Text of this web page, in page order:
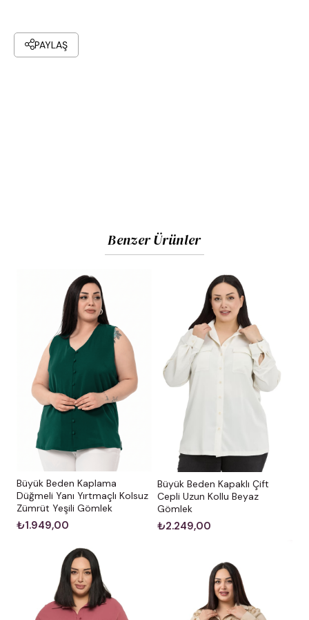
PAYLAŞ
Benzer Ürünler
Büyük Beden Kaplama
Düğmeli Yanı Yırtmaçlı Kolsuz
Zümrüt Yeşili Gömlek
₺1.949,00
Büyük Beden Kapaklı Çift
Cepli Uzun Kollu Beyaz
Gömlek
₺2.249,00